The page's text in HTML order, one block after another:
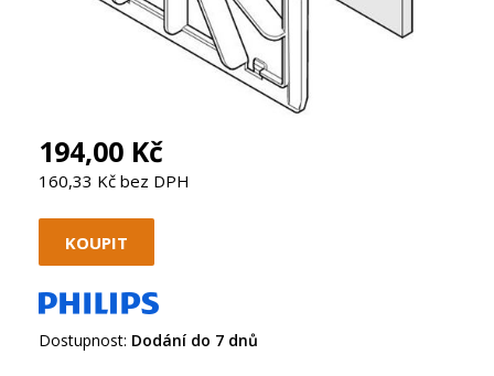
194,00 Kč
160,33 Kč bez DPH
Dostupnost: Dodání do 7 dnů